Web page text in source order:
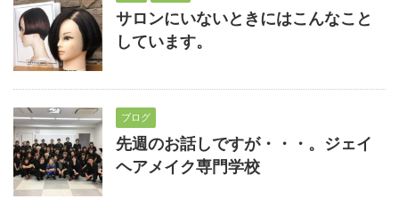
サロンにいないときにはこんなこと
しています。
ブログ
先週のお話しですが・・・。ジェイ
ヘアメイク専門学校